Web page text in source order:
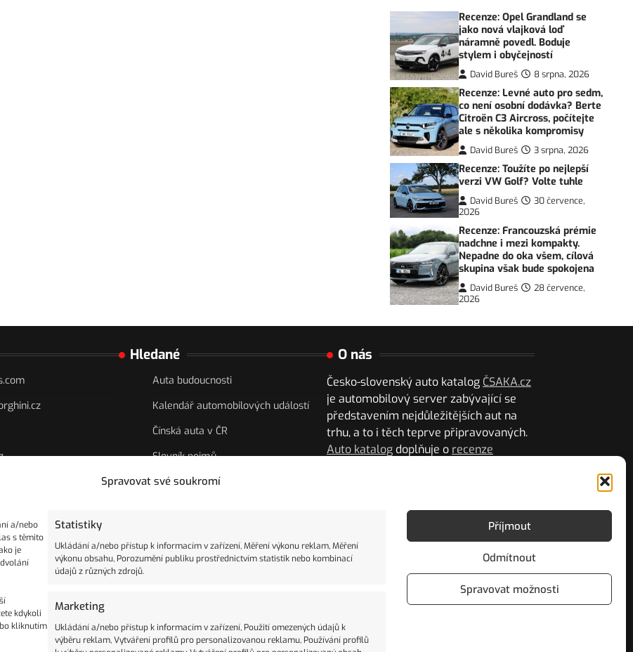
Spravovat své soukromí
a/nebo
s těmito
je
kdykoli
kliknutím
Statistiky
Ukládání a/nebo přístup k informacím v zařízení, Měření výkonu reklam, Měření
výkonu obsahu, Porozumění publiku prostřednictvím statistik nebo kombinací
údajů z různých zdrojů.
Marketing
Ukládání a/nebo přístup k informacím v zařízení, Použití omezených údajů k
výběru reklam, Vytváření profilů pro personalizovanou reklamu, Používání profilů
Příjmout
Odmítnout
Spravovat možnosti
Recenze: Opel Grandland se
jako nová vlajková loď
náramně povedl. Boduje
stylem i obyčejností
David Bureš 8 srpna, 2026
Recenze: Levné auto pro sedm,
co není osobní dodávka? Berte
Citroën C3 Aircross, počítejte
ale s několika kompromisy
David Bureš 3 srpna, 2026
Recenze: Toužíte po nejlepší
verzi VW Golf? Volte tuhle
David Bureš
30 července,
2026
Recenze: Francouzská prémie
nadchne i mezi kompakty.
Nepadne do oka všem, cílová
skupina však bude spokojena
David Bureš
28 července,
2026
csakacz
Hledané
Auta budoucnosti
Kalendář automobilových událostí
Čínská auta v ČR
Slovník pojmů
Nejlevnější vozy
Řidičské průkazy
Auta historie
O nás
Česko-slovenský auto katalog ČSAKA.cz
je automobilový server zabývající se
představením nejdůležitějších aut na
trhu, a to i těch teprve připravovaných.
Auto katalog doplňuje o recenze
Poradna
Česko-slovenský autokatalog má
publikací ISSN 2788-0478.